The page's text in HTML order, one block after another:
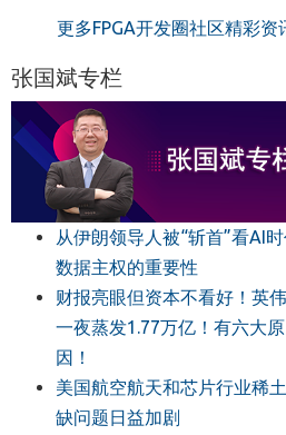
更多FPGA开发圈社区精彩资
张国斌专栏
从伊朗领导人被“斩首”看AI
数据主权的重要性
财报亮眼但资本不看好！英
一夜蒸发1.77万亿！有六大原
因！
美国航空航天和芯片行业稀
缺问题日益加剧